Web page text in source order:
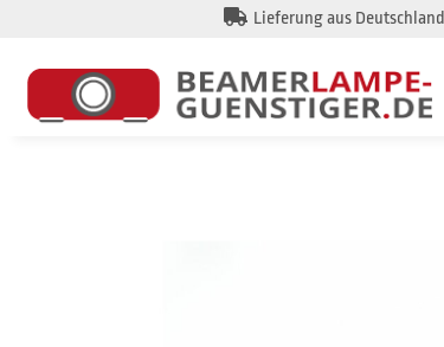
Lieferung aus Deutschland